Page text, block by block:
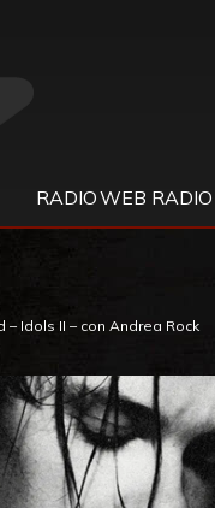
RADIOWEB RADIO
– Idols II – con Andrea Rock